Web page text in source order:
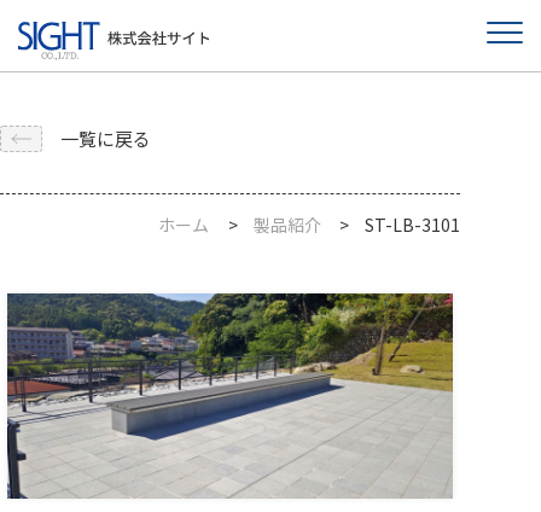
一覧に戻る
ホーム 製品紹介 ST-LB-3101